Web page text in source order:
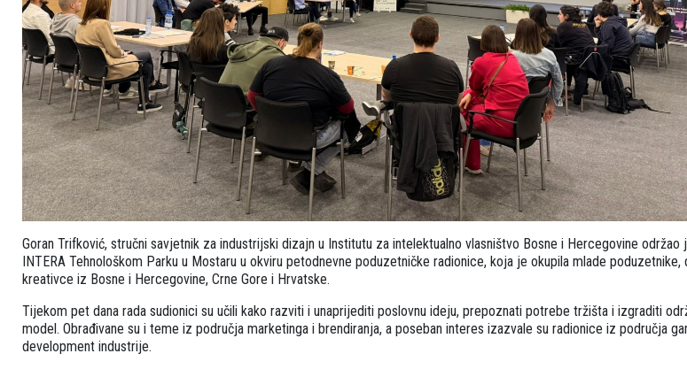
Goran Trifković, stručni savjetnik za industrijski dizajn u Institutu za intelektualno vlasništvo Bosne i Hercegovine održao
INTERA Tehnološkom Parku u Mostaru u okviru petodnevne poduzetničke radionice, koja je okupila mlade poduzetnike,
kreativce iz Bosne i Hercegovine, Crne Gore i Hrvatske.
Tijekom pet dana rada sudionici su učili kako razviti i unaprijediti poslovnu ideju, prepoznati potrebe tržišta i izgraditi
model. Obrađivane su i teme iz područja marketinga i brendiranja, a poseban interes izazvale su radionice iz područja
development industrije.